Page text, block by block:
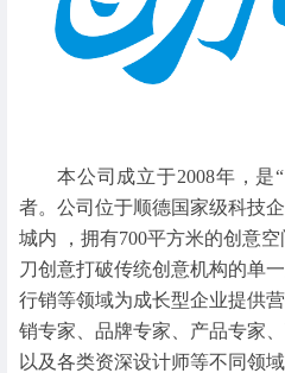
本公司成立于2008年，是
者。公司位于顺德国家级科技
城内 ，拥有700平方米的创意
刀创意打破传统创意机构的单
行销等领域为成长型企业提供
销专家、品牌专家、产品专家
以及各类资深设计师等不同领